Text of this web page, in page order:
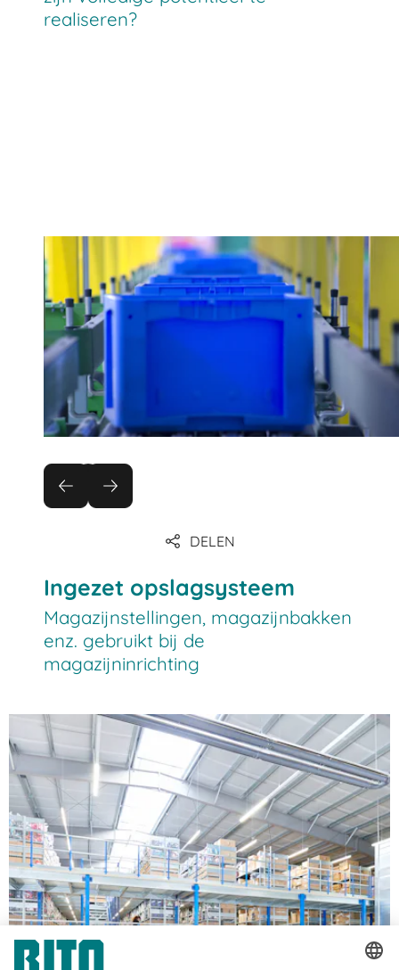
realiseren?
DELEN
Ingezet opslagsysteem
Magazijnstellingen, magazijnbakken
enz. gebruikt bij de
magazijninrichting